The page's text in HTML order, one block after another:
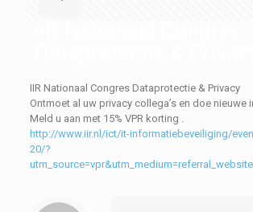
IIR Nationaal Congres Dataprotectie & Privacy
Ontmoet al uw privacy collega’s en doe nieuwe
Meld u aan met 15% VPR korting .
http://www.iir.nl/ict/it-informatiebeveiliging/
20/?